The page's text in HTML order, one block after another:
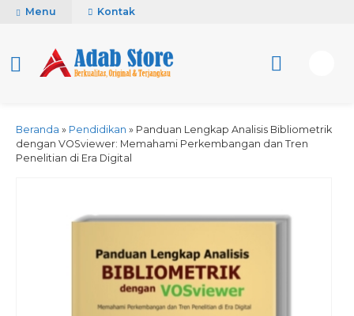
Menu Kontak
Beranda » Pendidikan » Panduan Lengkap Analisis Bibliometrik
dengan VOSviewer: Memahami Perkembangan dan Tren
Penelitian di Era Digital